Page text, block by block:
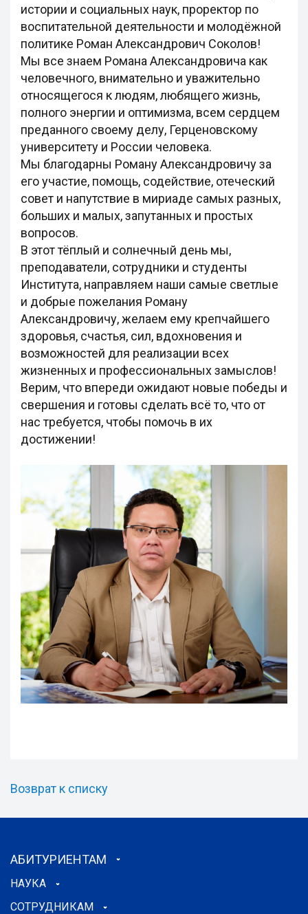
истории и социальных наук, проректор по
воспитательной деятельности и молодёжной
политике Роман Александрович Соколов!
Мы все знаем Романа Александровича как
человечного, внимательно и уважительно
относящегося к людям, любящего жизнь,
полного энергии и оптимизма, всем сердцем
преданного своему делу, Герценовскому
университету и России человека.
Мы благодарны Роману Александровичу за
его участие, помощь, содействие, отеческий
совет и напутствие в мириаде самых разных,
больших и малых, запутанных и простых
вопросов.
В этот тёплый и солнечный день мы,
преподаватели, сотрудники и студенты
Института, направляем наши самые светлые
и добрые пожелания Роману
Александровичу, желаем ему крепчайшего
здоровья, счастья, сил, вдохновения и
возможностей для реализации всех
жизненных и профессиональных замыслов!
Верим, что впереди ожидают новые победы и
свершения и готовы сделать всё то, что от
нас требуется, чтобы помочь в их
достижении!
Возврат к списку
АБИТУРИЕНТАМ
НАУКА
СОТРУДНИКАМ